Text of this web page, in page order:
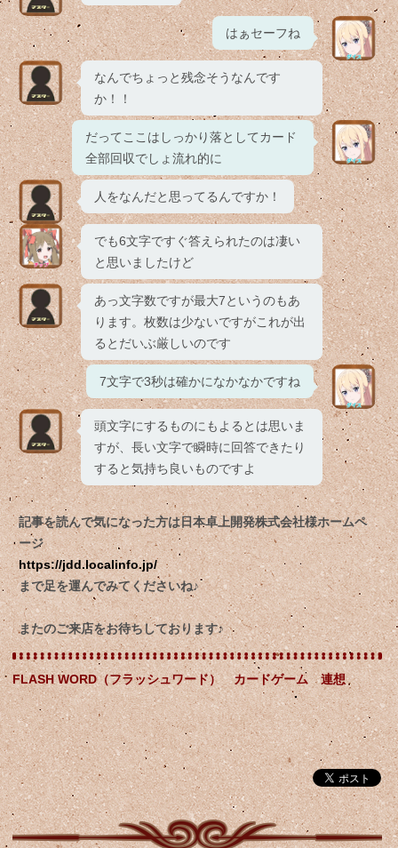
はぁセーフね
なんでちょっと残念そうなんです
か！！
だってここはしっかり落としてカード
全部回収でしょ流れ的に
人をなんだと思ってるんですか！
でも6文字ですぐ答えられたのは凄い
と思いましたけど
あっ文字数ですが最大7というのもあ
ります。枚数は少ないですがこれが出
るとだいぶ厳しいのです
7文字で3秒は確かになかなかですね
頭文字にするものにもよるとは思いま
すが、長い文字で瞬時に回答できたり
すると気持ち良いものですよ
記事を読んで気になった方は日本卓上開発株式会社様ホームペ
ージ
https://jdd.localinfo.jp/
まで足を運んでみてくださいね♪
またのご来店をお待ちしております♪
FLASH WORD（フラッシュワード） カードゲーム 連想